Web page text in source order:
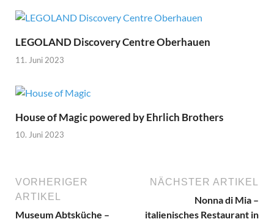
LEGOLAND Discovery Centre Oberhauen
11. Juni 2023
House of Magic powered by Ehrlich Brothers
10. Juni 2023
VORHERIGER
ARTIKEL
Museum Abtsküche –
NÄCHSTER ARTIKEL
Nonna di Mia –
italienisches Restaurant in